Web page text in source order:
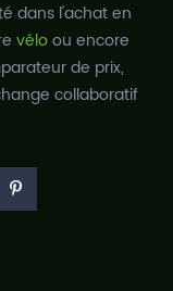
dans l'achat en
véloou encore
de prix,
collaboratif